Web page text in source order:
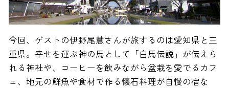
今回、ゲストの伊野尾慧さんが旅するのは愛知県と三
重県。幸せを運ぶ神の馬として「白馬伝説」が伝えら
れる神社や、コーヒーを飲みながら盆栽を愛でるカフ
ェ、地元の鮮魚や食材で作る懐石料理が自慢の宿な